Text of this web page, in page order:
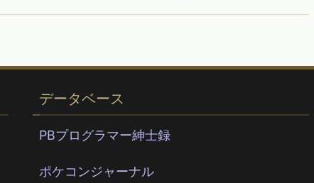
データベース
PBプログラマー紳士録
ポケコンジャーナル